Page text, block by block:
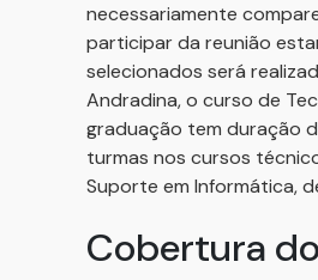
necessariamente
participar da reunião
selecionados será
Andradina, o curso de
graduação tem duração
turmas nos cursos
Suporte em Informática,
Cobertura